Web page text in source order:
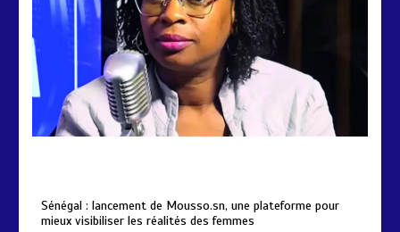
Sénégal : lancement de Mousso.sn, une plateforme pour
mieux visibiliser les réalités des femmes